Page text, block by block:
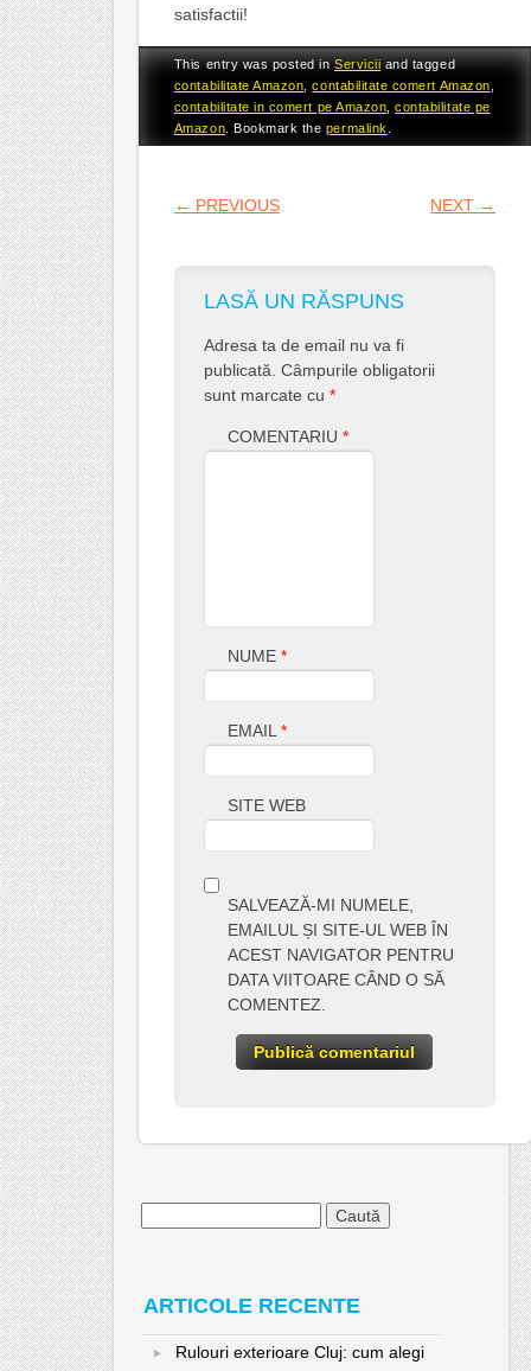
satisfactii!
This entry was posted inServiciiand tagged
contabilitate Amazon ,contabilitate comert Amazon
contabilitate in comert pe Amazon ,contabilitate pe
Amazon . Bookmark the permalink
POST NAVIGATION
← PREVIOUS NEXT →
LASĂ UN RĂSPUNS
Adresa ta de email nu va fi
publicată. Câmpurile obligatorii
sunt marcate cu *
COMENTARIU *
NUME *
EMAIL*
SITE WEB
SALVEAZĂ-MI NUMELE,
EMAILUL ȘI SITE-UL WEB ÎN
ACEST NAVIGATOR PENTRU
DATA VIITOARE CÂND O SĂ
COMENTEZ.
ARTICOLE RECENTE
Rulouri exterioare Cluj: cum alegi